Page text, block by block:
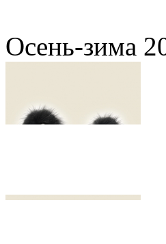
Осень-зима